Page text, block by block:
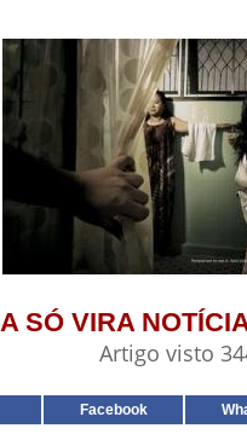
SÓ VIRA
Artigo visto
Facebook